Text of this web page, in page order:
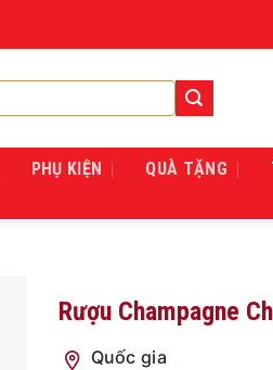
PHỤ KIỆN QUÀ TẶNG
Rượu Champagne
Quốc gia